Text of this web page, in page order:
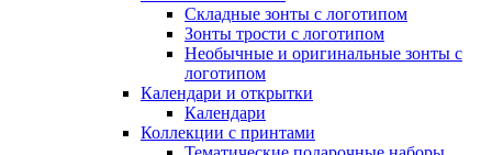
Складные зонты с логотипом
Зонты трости с логотипом
Необычные и оригинальные зонты с
логотипом
Календари и открытки
Календари
Коллекции с принтами